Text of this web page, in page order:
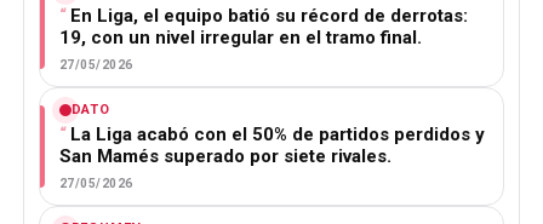
En Liga, el equipo batió su récord de derrotas:
19, con un nivel irregular en el tramo final.
27/05/2026
DATO
La Liga acabó con el 50% de partidos perdidos y
San Mamés superado por siete rivales.
27/05/2026